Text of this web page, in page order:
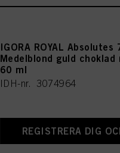
IGORA ROYAL Absolutes
Medelblond guld choklad
60 ml
IDH-nr. 3074964
REGISTRERA DIG